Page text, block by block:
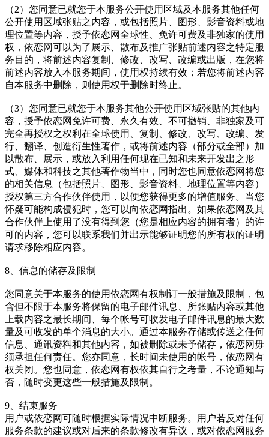
（2）您同意已就您于本服务公开使用区域及本服务其他任何
公开使用区域张贴之内容，或包括照片、图形、影音资料或地
理位置等内容，授予依恋网全球性、免许可费及非独家的使用
权，依恋网可以为了展示、散布及推广张贴前述内容之特定服
务目的，将前述内容复制、修改、改写、改编或出版，在您将
前述内容放入本服务期间，使用权持续有效；若您将前述内容
自本服务中删除，则使用权于删除时终止。
（3）您同意已就您于本服务其他公开使用区域张贴的其他内
容，授予依恋网免许可费、永久有效、不可撤销、非独家及可
完全再授权之权利在全球使用、复制、修改、改写、改编、发
行、翻译、创造衍生性著作，或将前述内容（部分或全部）加
以散布、展示，或放入利用任何现在已知和未来开发出之形
式、媒体和科技之其他著作物当中，同时您也同意依恋网将您
的相关信息（包括照片、图形、影音资料、地理位置等内容）
授权第三方合作伙伴使用，以便您获得更多的增值服务。当您
怀疑可能构成侵犯时，您可以向依恋网指出。如果依恋网及其
合作伙伴上使用了没有得到您（您是相应内容的拥有者）的许
可的内容，您可以联系我们并出示能够证明您的所有权的证明
请求移除相应内容。
8、信息的储存及限制
您同意关于本服务的使用依恋网有权制订一般措施及限制，包
含但不限于本服务将保留的电子邮件讯息、所张贴内容或其他
上载内容之最长期间、每个帐号可收发电子邮件讯息的最大数
量及可收发的单个消息的大小。通过本服务存储或传送之任何
信息、通讯资料和其他内容，如被删除或未予储存，依恋网毋
须承担任何责任。您亦同意，长时间未使用的帐号，依恋网有
权关闭。您也同意，依恋网有权依其自行之考量，不论通知与
否，随时变更这些一般措施及限制。
9、结束服务
用户或依恋网可随时根据实际情况中断服务。用户若反对任何
服务条款的建议或对后来的条款修改有异议，或对依恋网服务